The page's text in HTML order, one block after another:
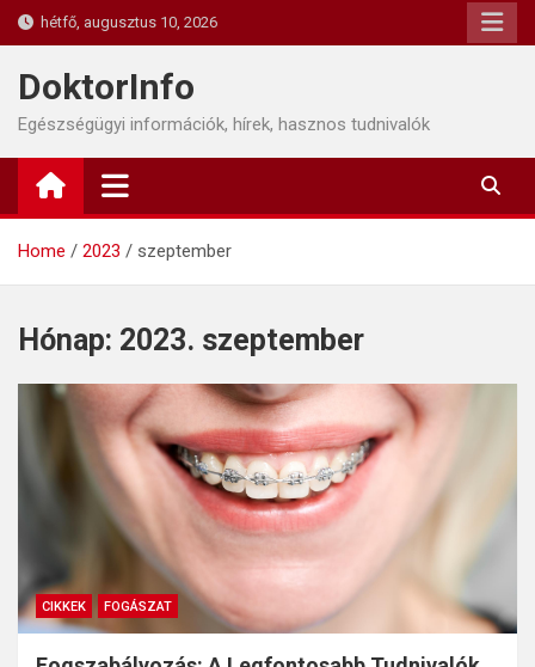
Skip
to
content
hétfő, augusztus 10, 2026
DoktorInfo
Egészségügyi információk, hírek, hasznos tudnivalók
Home 2023 szeptember
Hónap: 2023. szeptember
CIKKEK FOGÁSZAT